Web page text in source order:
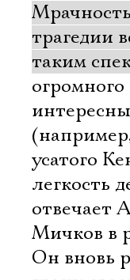
трагедии
таким
усатого
легкость
отвечает
Мичков в
Он вновь